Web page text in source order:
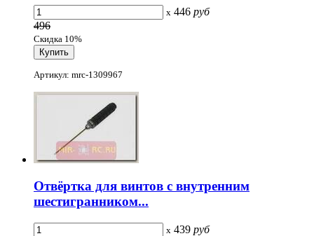
x 446 руб
496
Скидка 10%
Артикул: mrc-1309967
Отвёртка для винтов с внутренним
шестигранником...
x 439 руб